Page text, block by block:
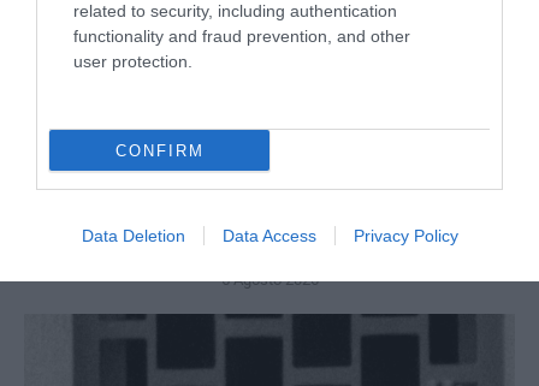
related to security, including authentication
functionality and fraud prevention, and other
user protection.
CONFIRM
Data Deletion Data Access Privacy Policy
La Camera boccia il patentino antifascista per parlare a
Montecitorio: palo clamoroso del Pd
5 Agosto 2026